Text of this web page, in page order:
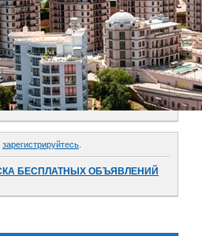
зарегистрируйтесь
БЕСПЛАТНЫХ ОБЪЯВЛЕНИЙ